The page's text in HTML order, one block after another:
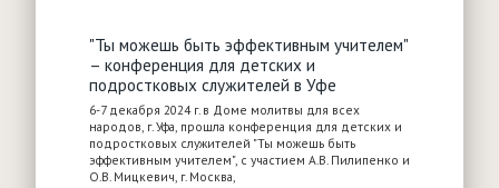
"Ты можешь быть эффективным учителем"
– конференция для детских и
подростковых служителей в Уфе
6-7 декабря 2024 г. в Доме молитвы для всех
народов, г. Уфа, прошла конференция для детских и
подростковых служителей "Ты можешь быть
эффективным учителем", с участием А.В. Пилипенко и
О.В. Мицкевич, г. Москва,